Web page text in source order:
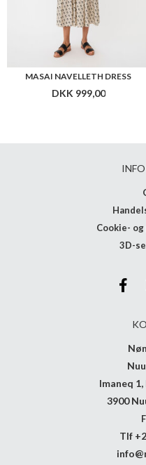
MASAI NAVELLETH DRESS
DKK 999,00
Cookie-
3D-
Imaneq
3900
Tlf